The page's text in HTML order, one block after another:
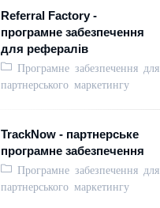
Referral Factory -
програмне забезпечення
для рефералів
Програмне забезпечення для
партнерського маркетингу
TrackNow - партнерське
програмне забезпечення
Програмне забезпечення для
партнерського маркетингу